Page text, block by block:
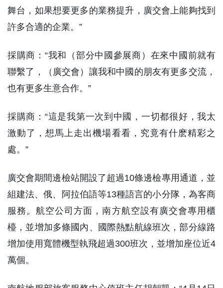
舞台，如果想要更多的業務提升，廣交會上能夠找到
許多合適的企業。”
採購商：“我和（部分中國參展商）在來中國前就有
聯繫了，（廣交會）讓我和中國的朋友有更多交流，
也有更多生意合作。”
採購商：“這是我第一次到中國，一切都很好，我太
激動了，想馬上走出機場看看，究竟有什麽精彩之
處。”
廣交會期間邊檢站開設了超過10條邊檢專用通道，並
組建法、俄、阿拉伯語等13種語言的小分隊，為客商
服務。航空公司方面，南方航空設有廣交會專用櫃
檯，並增加多條國內、國際熱點航線班次，部分線路
增加使用寬體機型執飛超過300班次，並增加座位近4
萬個。